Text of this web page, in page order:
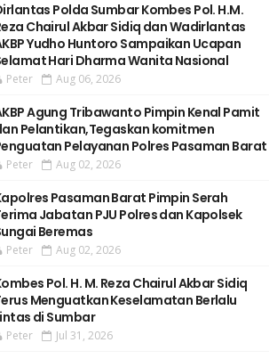
Polda Sumbar Kombes Pol. H.M.
Chairul Akbar Sidiq dan Wadirlantas
Yudho Huntoro Sampaikan Ucapan
Hari Dharma Wanita Nasional
Peter Aug 06, 2026
Agung Tribawanto Pimpin Kenal Pamit
Pelantikan,Tegaskan komitmen
Pelayanan Polres Pasaman Barat
Peter Aug 02, 2026
Pasaman Barat Pimpin Serah
Jabatan PJU Polres dan Kapolsek
Beremas
Peter Aug 02, 2026
Pol. H. M. Reza Chairul Akbar Sidiq
Menguatkan Keselamatan Berlalu
di Sumbar
Peter Jul 31, 2026